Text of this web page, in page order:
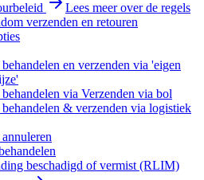
Lees meer over de regels
verzenden en retouren
en verzenden via 'eigen
via Verzenden via bol
& verzenden via logistiek
beschadigd of vermist (RLIM)